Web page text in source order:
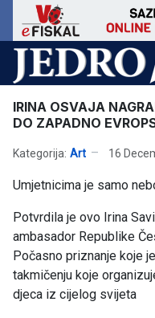
IRINA OSVAJA
DO ZAPADNO
Kategorija: Art 16
Umjetnicima je samo
Potvrdila je ovo Irina
ambasador Republike
Počasno priznanje koje
takmičenju koje
djeca iz cijelog svijeta